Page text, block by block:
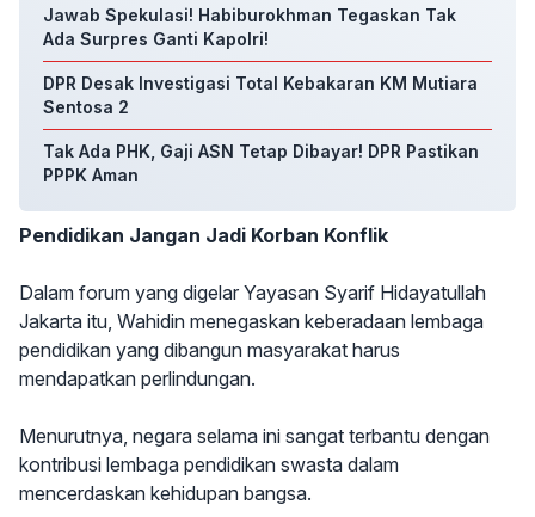
Jawab Spekulasi! Habiburokhman Tegaskan Tak
Ada Surpres Ganti Kapolri!
DPR Desak Investigasi Total Kebakaran KM Mutiara
Sentosa 2
Tak Ada PHK, Gaji ASN Tetap Dibayar! DPR Pastikan
PPPK Aman
Pendidikan Jangan Jadi Korban Konflik
Dalam forum yang digelar Yayasan Syarif Hidayatullah
Jakarta itu, Wahidin menegaskan keberadaan lembaga
pendidikan yang dibangun masyarakat harus
mendapatkan perlindungan.
Menurutnya, negara selama ini sangat terbantu dengan
kontribusi lembaga pendidikan swasta dalam
mencerdaskan kehidupan bangsa.